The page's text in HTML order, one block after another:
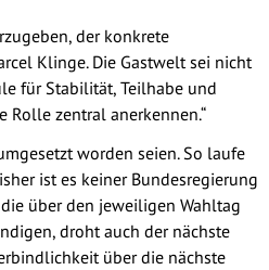
der konkrete
Klinge. Die Gastwelt sei nicht
für Stabilität, Teilhabe und
zentral anerkennen.“
worden seien. So laufe
ist es keiner Bundesregierung
über den jeweiligen Wahltag
droht auch der nächste
über die nächste